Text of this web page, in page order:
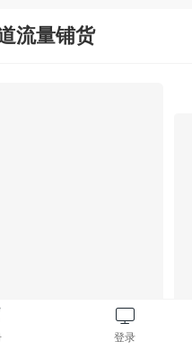
流量铺货
城
登录